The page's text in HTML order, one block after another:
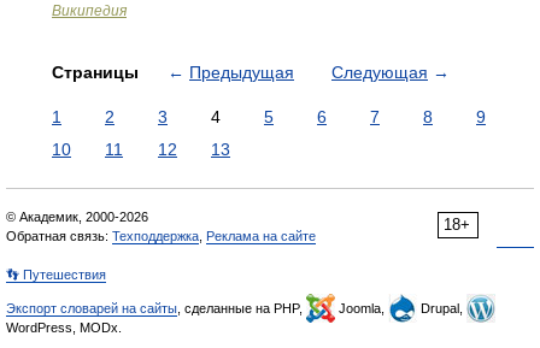
Википедия
Страницы ← Предыдущая Следующая →
1 2 3 4 5 6 7 8
9
10
11 12 13
18+
© Академик, 2000-2026
Обратная связь: Техподдержка Реклама на сайте
👣 Путешествия
Экспорт словарей на сайты , сделанные на PHP, Joomla,
Drupal,
WordPress, MODx.